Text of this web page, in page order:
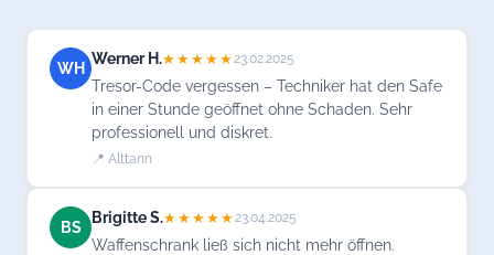
WH
Werner H.★★★★★23.02.2025
Tresor-Code vergessen – Techniker hat den Safe
in einer Stunde geöffnet ohne Schaden. Sehr
professionell und diskret.
📍 Alttann
BS
Brigitte S.★★★★★23.04.2025
Waffenschrank ließ sich nicht mehr öffnen.